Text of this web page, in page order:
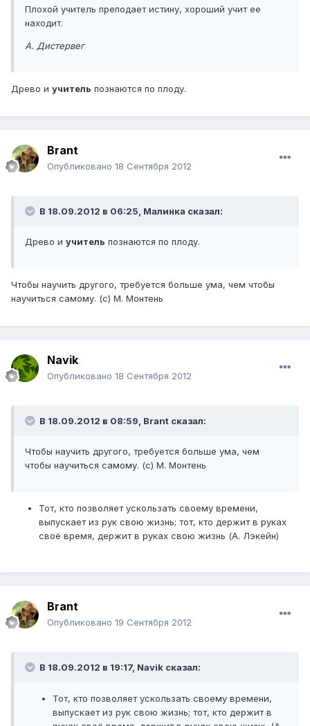
Плохой учитель преподает истину, хороший учит ее
находит.
А. Дистервег
Древо и учитель познаются по плоду.
Brant
Опубликовано 18 Сентября 2012
В 18.09.2012 в 06:25, Малинка сказал:
Древо и учитель познаются по плоду.
Чтобы научить другого, требуется больше ума, чем чтобы
научиться самому. (с) М. Монтень
Navik
Опубликовано 18 Сентября 2012
В 18.09.2012 в 08:59, Brant сказал:
Чтобы научить другого, требуется больше ума, чем
чтобы научиться самому. (с) М. Монтень
Тот, кто позволяет ускользать своему времени,
выпускает из рук свою жизнь; тот, кто держит в руках
своё время, держит в руках свою жизнь (А. Лэкейн)
Brant
Опубликовано 19 Сентября 2012
В 18.09.2012 в 19:17, Navik сказал:
Тот, кто позволяет ускользать своему времени,
выпускает из рук свою жизнь; тот, кто держит в